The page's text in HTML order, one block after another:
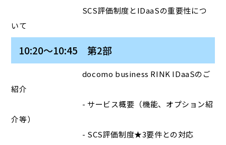
SCS評価制度とIDaaSの重要性につ
いて
10:20～10:45 第2部
docomo business RINK IDaaSのご
紹介
- サービス概要（機能、オプション紹
介等）
- SCS評価制度★3要件との対応